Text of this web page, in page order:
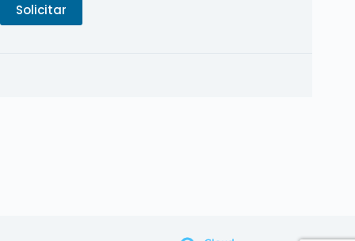
Solicitar